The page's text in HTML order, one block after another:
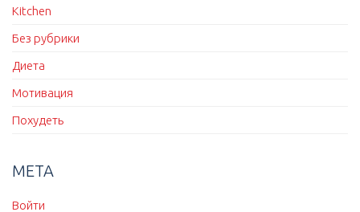
Kitchen
Без рубрики
Диета
Мотивация
Похудеть
МЕТА
Войти